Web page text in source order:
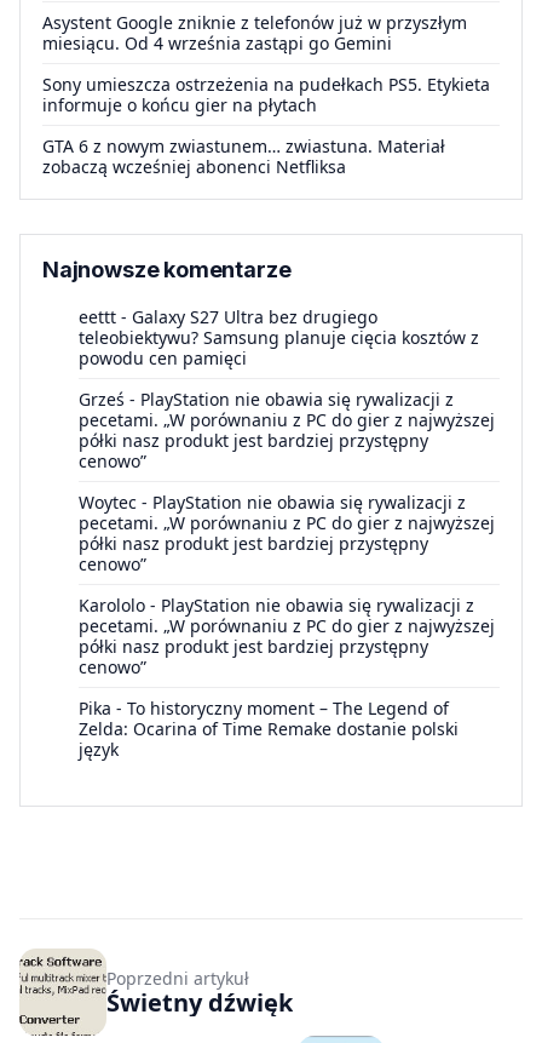
Asystent Google zniknie z telefonów już w przyszłym
miesiącu. Od 4 września zastąpi go Gemini
Sony umieszcza ostrzeżenia na pudełkach PS5. Etykieta
informuje o końcu gier na płytach
GTA 6 z nowym zwiastunem… zwiastuna. Materiał
zobaczą wcześniej abonenci Netfliksa
Najnowsze komentarze
eettt - Galaxy S27 Ultra bez drugiego
teleobiektywu? Samsung planuje cięcia kosztów z
powodu cen pamięci
Grześ - PlayStation nie obawia się rywalizacji z
pecetami. „W porównaniu z PC do gier z najwyższej
półki nasz produkt jest bardziej przystępny
cenowo”
Woytec - PlayStation nie obawia się rywalizacji z
pecetami. „W porównaniu z PC do gier z najwyższej
półki nasz produkt jest bardziej przystępny
cenowo”
Karololo - PlayStation nie obawia się rywalizacji z
pecetami. „W porównaniu z PC do gier z najwyższej
półki nasz produkt jest bardziej przystępny
cenowo”
Pika - To historyczny moment – The Legend of
Zelda: Ocarina of Time Remake dostanie polski
język
Poprzedni artykuł
Świetny dźwięk